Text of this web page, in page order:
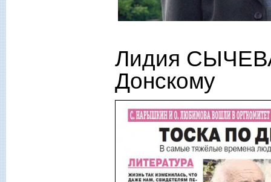
Лидия
Донскому